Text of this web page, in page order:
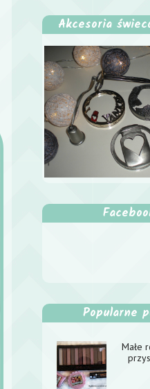
Akcesoria
Popularne
Małe